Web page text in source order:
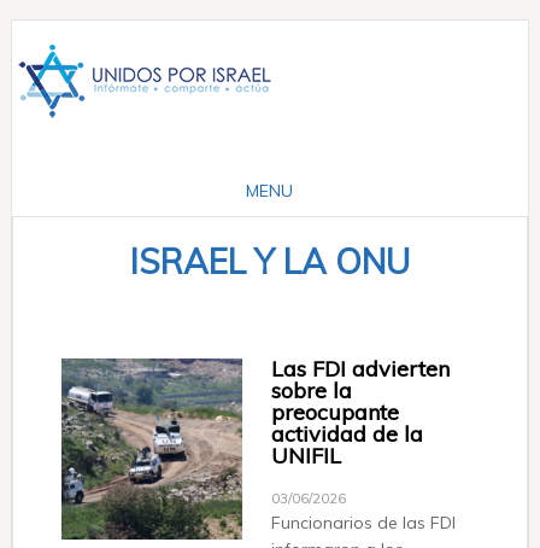
ISRAEL Y LA ONU
Las FDI advierten
sobre la
preocupante
actividad de la
UNIFIL
03/06/2026
Funcionarios de las FDI